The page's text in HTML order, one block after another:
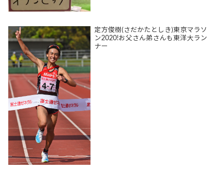
定方俊樹(さだかたとしき)東京マラソ
ン2020!お父さん弟さんも東洋大ラン
ナー